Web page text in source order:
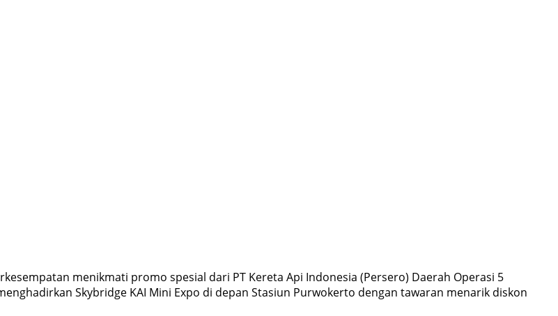
menikmati promo spesial dari PT Kereta Api Indonesia (Persero) Daerah Operasi 5
Skybridge KAI Mini Expo di depan Stasiun Purwokerto dengan tawaran menarik diskon